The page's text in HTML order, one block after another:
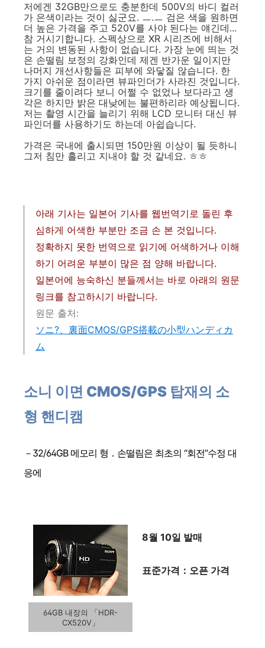
저에겐 32GB만으로도 충분한데 500V의 바디 컬러
가 은색이라는 것이 싫군요. ㅡ.ㅡ 검은 색을 원하면
더 높은 가격을 주고 520V를 사야 된다는 얘긴데...
참 거시기합니다. 스펙상으로 XR 시리즈에 비해서
는 거의 변동된 사항이 없습니다. 가장 눈에 띄는 것
은 손떨림 보정의 강화인데 제겐 반가운 일이지만
나머지 개선사항들은 피부에 와닿질 않습니다. 한
가지 아쉬운 점이라면 뷰파인더가 사라진 것입니다.
크기를 줄이려다 보니 어쩔 수 없었나 보다라고 생
각은 하지만 밝은 대낮에는 불편하리라 예상됩니다.
저는 촬영 시간을 늘리기 위해 LCD 모니터 대신 뷰
파인더를 사용하기도 하는데 아쉽습니다.
가격은 국내에 출시되면 150만원 이상이 될 듯하니
그저 침만 흘리고 지내야 할 것 같네요. ㅎㅎ
아래 기사는 일본어 기사를 웹번역기로 돌린 후
심하게 어색한 부분만 조금 손 본 것입니다.
정확하지 못한 번역으로 읽기에 어색하거나 이해
하기 어려운 부분이 많은 점 양해 바랍니다.
일본어에 능숙하신 분들께서는 바로 아래의 원문
링크를 참고하시기 바랍니다.
원문 출처:
ソニ?、裏面CMOS/GPS搭載の小型ハンディカ
ム
소니 이면 CMOS/GPS 탑재의 소
형 핸디캠
－32/64GB 메모리 형．손떨림은 최초의 “회전”수정 대
응에
64GB 내장의 「HDR-
CX520V」
8월 10일 발매
표준가격：오픈 가격